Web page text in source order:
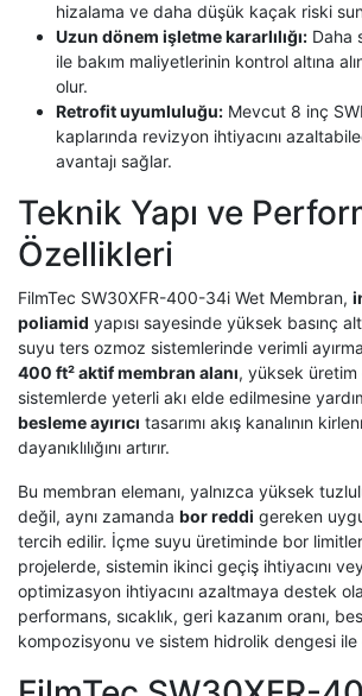
hizalama ve daha düşük kaçak riski
Uzun dönem işletme kararlılığı: Daha
ile bakım maliyetlerinin kontrol altına
olur.
Retrofit uyumluluğu: Mevcut 8 inç
kaplarında revizyon ihtiyacını
avantajı sağlar.
Teknik Yapı ve
Özellikleri
FilmTec SW30XFR-400-34i Wet Membran,
poliamid yapısı sayesinde yüksek basınç
suyu ters ozmoz sistemlerinde verimli
400 ft² aktif membran alanı, yüksek
sistemlerde yeterli akı elde edilmesine
besleme ayırıcı tasarımı akış kanalının
dayanıklılığını artırır.
Bu membran elemanı, yalnızca yüksek
değil, aynı zamanda bor reddi gereken
tercih edilir. İçme suyu üretiminde bor
projelerde, sistemin ikinci geçiş ihtiyacını
optimizasyon ihtiyacını azaltmaya destek
performans, sıcaklık, geri kazanım oranı,
kompozisyonu ve sistem hidrolik dengesi